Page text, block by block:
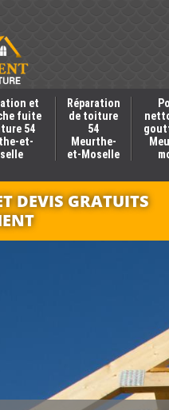
et
fuite
54
et-
Réparation
de toiture
54
Meurthe-
et-Moselle
DEVIS GRATUITS